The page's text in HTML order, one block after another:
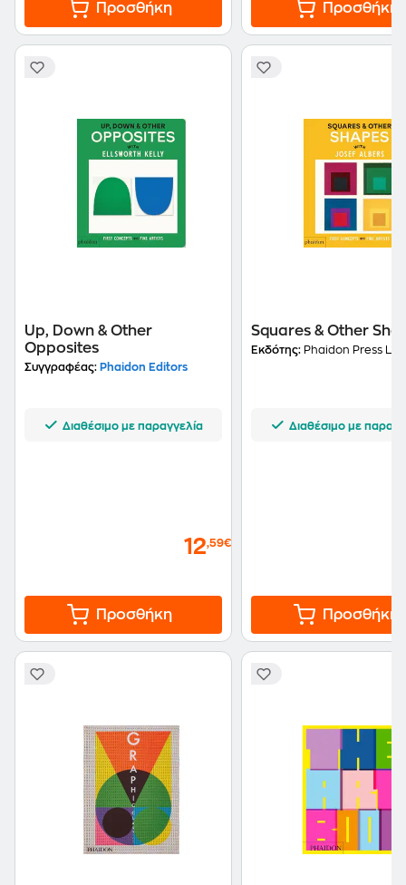
Προσθήκη Προσθήκη
Up, Down & Other
Opposites
Συγγραφέας: Phaidon Editors
Διαθέσιμο με παραγγελία
12,59€
Προσθήκη
Squares & Other
Εκδότης: Phaidon Press Ltd
Διαθέσιμο με
Προσθήκη